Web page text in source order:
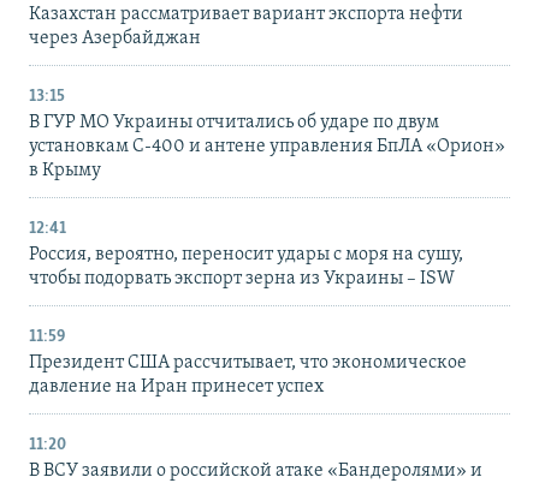
Казахстан рассматривает вариант экспорта нефти
через Азербайджан
13:15
В ГУР МО Украины отчитались об ударе по двум
установкам С-400 и антене управления БпЛА «Орион»
в Крыму
12:41
Россия, вероятно, переносит удары с моря на сушу,
чтобы подорвать экспорт зерна из Украины – ISW
11:59
Президент США рассчитывает, что экономическое
давление на Иран принесет успех
11:20
В ВСУ заявили о российской атаке «Бандеролями» и